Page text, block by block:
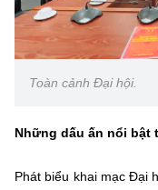
BỘ KHOA
MINISTRY OF
Điều khoản sử dụng
Cơ quan chủ quản: Bộ
Giám đốc Trung tâm
Toàn cảnh Đại hội.
Những dấu ấn nổi bật
Phát biểu khai mạc Đại